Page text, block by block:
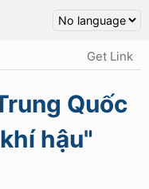
Get Link
Quốc
hậu"